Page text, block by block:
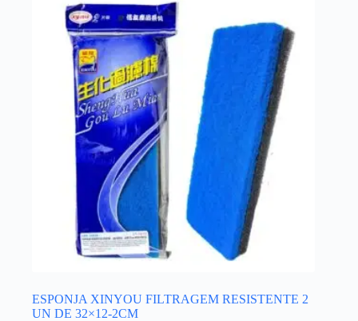
ESPONJA XINYOU FILTRAGEM RESISTENTE 2
UN DE 32×12-2CM